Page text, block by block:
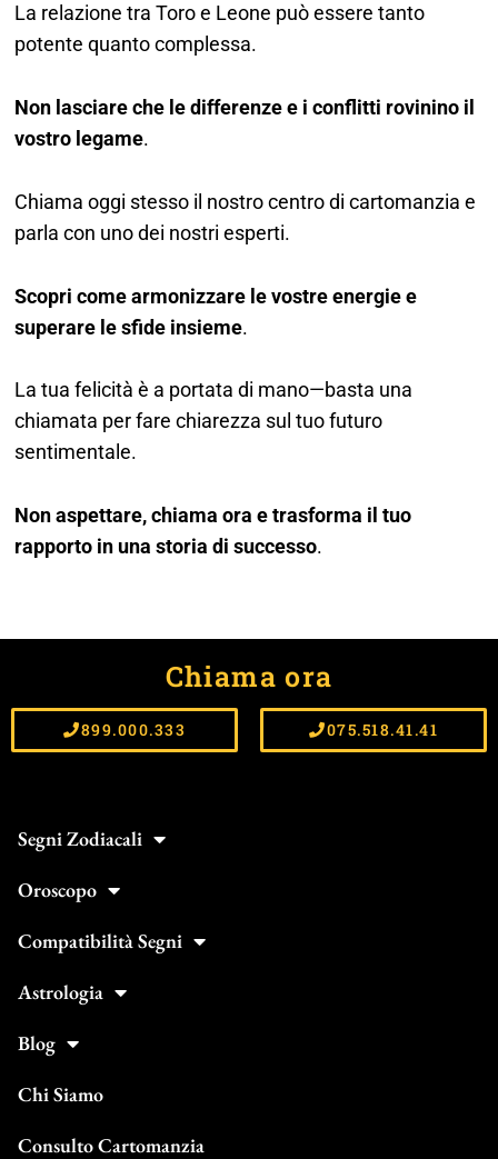
La relazione tra Toro e Leone può essere tanto
potente quanto complessa.
Non lasciare che le differenze e i conflitti rovinino il
vostro legame.
Chiama oggi stesso il nostro centro di cartomanzia e
parla con uno dei nostri esperti.
Scopri come armonizzare le vostre energie e
superare le sfide insieme.
La tua felicità è a portata di mano—basta una
chiamata per fare chiarezza sul tuo futuro
sentimentale.
Non aspettare, chiama ora e trasforma il tuo
rapporto in una storia di successo.
Chiama ora
899.000.333 075.518.41.41
Segni Zodiacali
Oroscopo
Compatibilità Segni
Astrologia
Blog
Chi Siamo
Consulto Cartomanzia